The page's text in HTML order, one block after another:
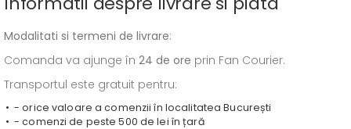
Modalitati si termeni de livrare:
Comanda va ajunge în 24 de ore prin Fan Courier.
Transportul este gratuit pentru:
- orice valoare a comenzii în localitatea București
- comenzi de peste 500 de lei în țară